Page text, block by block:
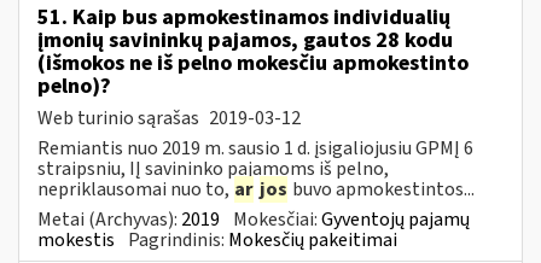
51. Kaip bus apmokestinamos individualių
įmonių savininkų pajamos, gautos 28 kodu
(išmokos ne iš pelno mokesčiu apmokestinto
pelno)?
Web turinio sąrašas 2019-03-12
Remiantis nuo 2019 m. sausio 1 d. įsigaliojusiu GPMĮ 6
straipsniu, IĮ savininko pajamoms iš pelno,
nepriklausomai nuo to, ar jos buvo apmokestintos...
Metai (Archyvas): 2019 Mokesčiai:Gyventojų pajamų
mokestis Pagrindinis: Mokesčių pakeitimai